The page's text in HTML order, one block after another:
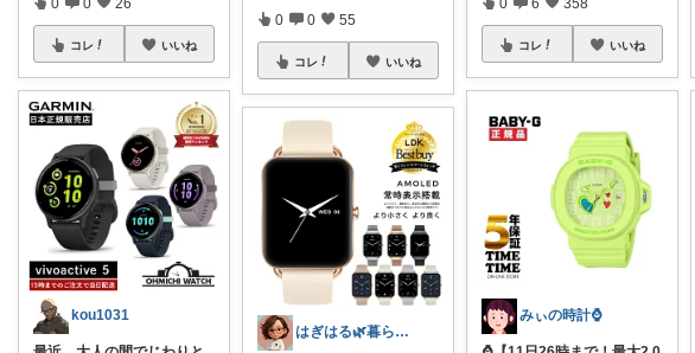
コレ いいね
kou1031
0 0 55
コレ いいね
はぎはる🌿暮らしの雑貨ルーム🧸
コレ いいね
みぃの時計⌚